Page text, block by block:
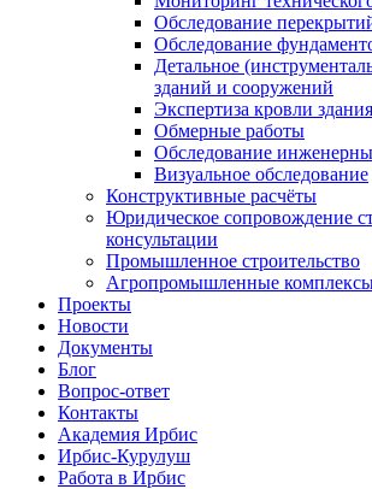
Обследование
Обследование
Детальное
зданий и сооружений
Экспертиза кровли здания
Обмерные работы
Обследование
Визуальное обследование
Конструктивные расчёты
Юридическое сопровождение
консультации
Промышленное строительство
Агропромышленные
Проекты
Новости
Документы
Блог
Вопрос-ответ
Контакты
Академия Ирбис
Ирбис-Курулуш
Работа в Ирбис